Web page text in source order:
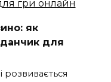
як
для
розвивається